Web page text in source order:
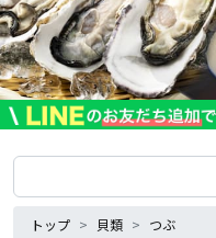
トップ 貝類 つぶ